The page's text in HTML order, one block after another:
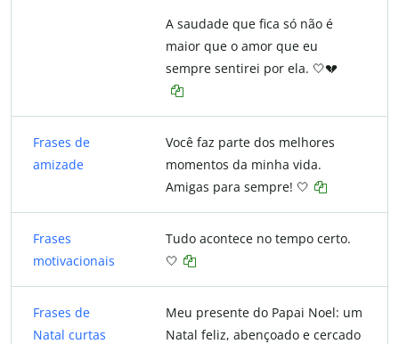
A saudade que fica só não é
maior que o amor que eu
sempre sentirei por ela. 🤍💔
Frases de
amizade
Você faz parte dos melhores
momentos da minha vida.
Amigas para sempre! 🤍
Frases
motivacionais
Tudo acontece no tempo certo.
🤍
Frases de
Natal curtas
Meu presente do Papai Noel: um
Natal feliz, abençoado e cercado